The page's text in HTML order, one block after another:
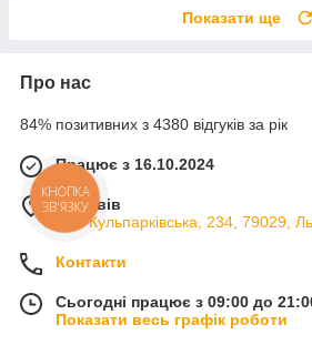
Показати ще
Про нас
84% позитивних з 4380 відгуків за рік
Працює з 16.10.2024
м. Львів
вул. Кульпарківська, 234, 79029,
Контакти
Сьогодні працює з 09:00 до
Показати весь графік роботи
КНОПКА
ЗВ'ЯЗКУ